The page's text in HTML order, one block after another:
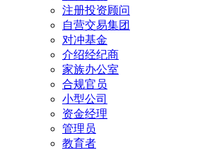
注册投资顾问
自营交易集团
对冲基金
介绍经纪商
家族办公室
合规官员
小型公司
资金经理
管理员
教育者